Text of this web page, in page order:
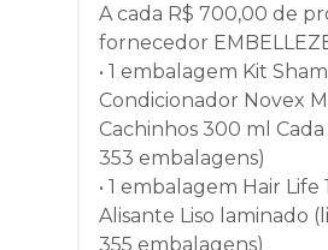
A cada R$ 700,00 de
fornecedor
• 1 embalagem Kit
Condicionador Novex
Cachinhos 300 ml
353 embalagens)
• 1 embalagem Hair Life
Alisante Liso laminado
355 embalagens)